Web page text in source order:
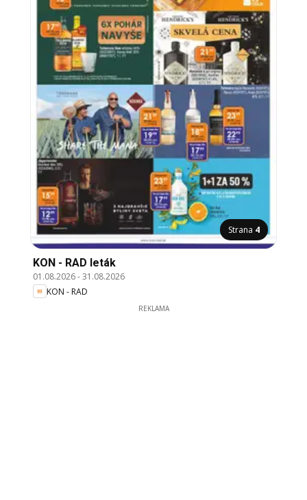
Strana 4
KON - RAD leták
01.08.2026-31.08.2026
KON - RAD
REKLAMA